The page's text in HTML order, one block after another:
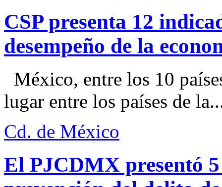
CSP presenta 12
desempeño de la
México, entre los 10
lugar entre los países de
Cd. de México
El PJCDMX presentó